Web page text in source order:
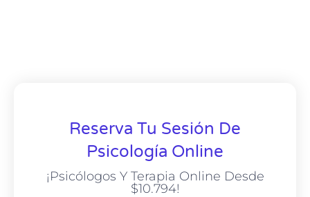
Reserva Tu Sesión De
Psicología Online
¡Psicólogos Y Terapia Online Desde
$10.794!